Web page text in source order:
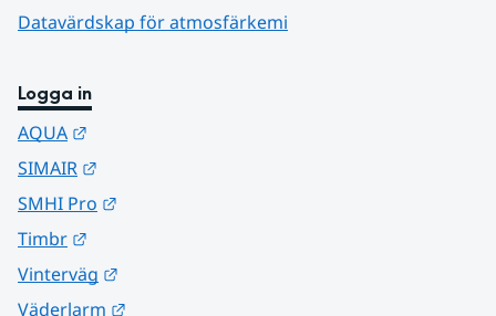
Datavärdskap för atmosfärkemi
Logga in
AQUA
SIMAIR
SMHI Pro
Timbr
Vinterväg
Väderlarm